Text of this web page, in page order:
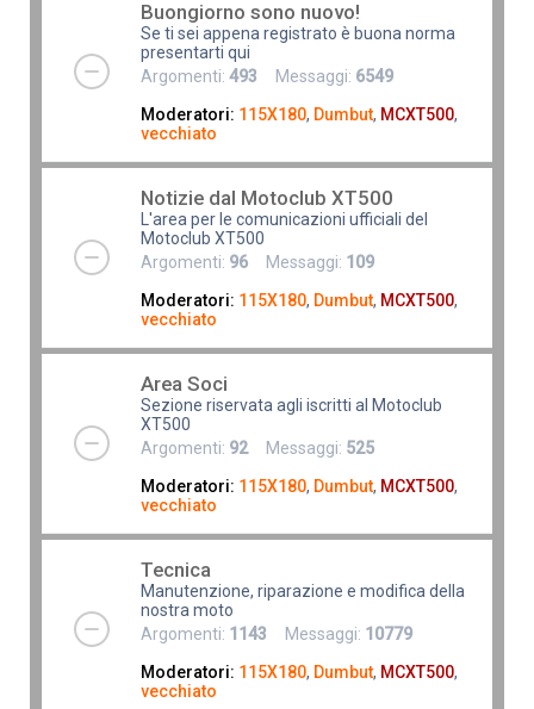
Buongiorno sono nuovo!
Se ti sei appena registrato è buona norma
presentarti qui
Argomenti: 493 Messaggi: 6549
Moderatori: 115X180, Dumbut, MCXT500,
vecchiato
Notizie dal Motoclub XT500
L'area per le comunicazioni ufficiali del
Motoclub XT500
Argomenti: 96 Messaggi: 109
Moderatori: 115X180, Dumbut, MCXT500,
vecchiato
Area Soci
Sezione riservata agli iscritti al Motoclub
XT500
Argomenti: 92Messaggi: 525
Moderatori: 115X180, Dumbut, MCXT500,
vecchiato
Tecnica
Manutenzione, riparazione e modifica della
nostra moto
Argomenti: 1143 Messaggi: 10779
Moderatori: 115X180, Dumbut, MCXT500,
vecchiato